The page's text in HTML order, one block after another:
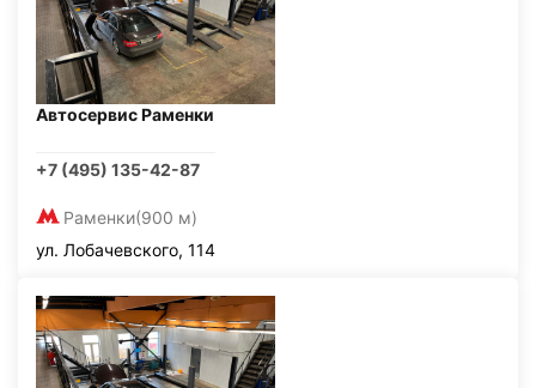
Автосервис Раменки
+7 (495) 135-42-87
Раменки(900 м)
ул. Лобачевского, 114